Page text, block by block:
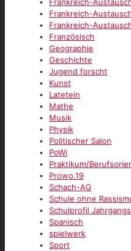
Frankreich-
Frankreich-
Französisch
Geographie
Geschichte
Jugend forscht
Kunst
Latetein
Mathe
Musik
Physik
Politischer Salon
PoWi
Praktikum/
Prowo.19
Schach-AG
Schule ohne
Schulprofil
Spanisch
spielwerk
Sport